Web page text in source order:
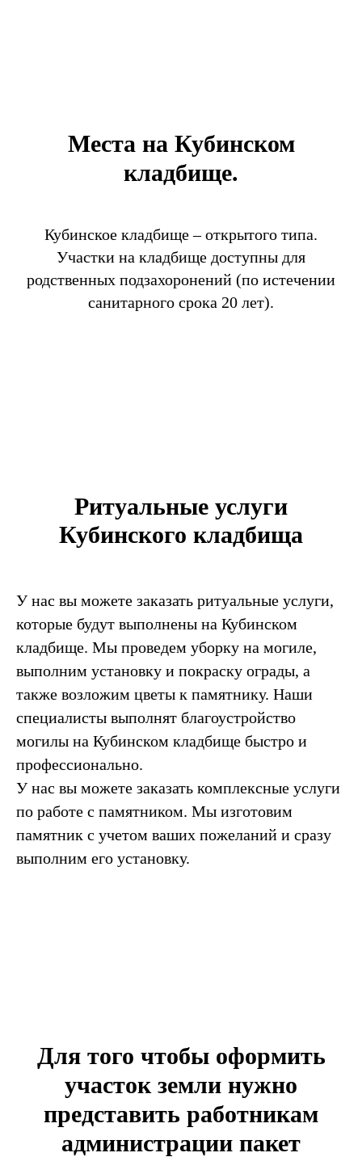
Места на Кубинском
кладбище.
Кубинское кладбище – открытого типа.
Участки на кладбище доступны для
родственных подзахоронений (по истечении
санитарного срока 20 лет).
Ритуальные услуги
Кубинского кладбища
У нас вы можете заказать ритуальные услуги,
которые будут выполнены на Кубинском
кладбище. Мы проведем уборку на могиле,
выполним установку и покраску ограды, а
также возложим цветы к памятнику. Наши
специалисты выполнят благоустройство
могилы на Кубинском кладбище быстро и
профессионально.
У нас вы можете заказать комплексные услуги
по работе с памятником. Мы изготовим
памятник с учетом ваших пожеланий и сразу
выполним его установку.
Для того чтобы оформить
участок земли нужно
представить работникам
администрации пакет